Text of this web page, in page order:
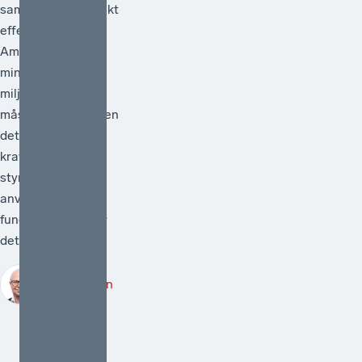
samhällsekonomiskt
effektiv.[1]
Ambitionen att
minska
miljöpåverkan
måste vara hög men
det måste också
kraven på att de
styrmedel som
används faktiskt
fungerar. Därför är
det välkomme...
Robert Lönn